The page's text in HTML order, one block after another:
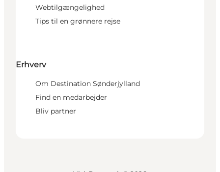
Webtilgængelighed
Tips til en grønnere rejse
Erhverv
Om Destination Sønderjylland
Find en medarbejder
Bliv partner